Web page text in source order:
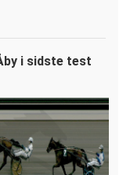
i sidste test